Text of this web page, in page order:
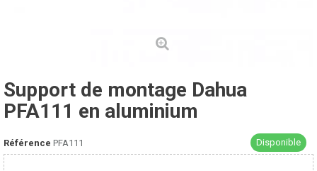
Support de montage Dahua
PFA111 en aluminium
Référence PFA111 Disponible